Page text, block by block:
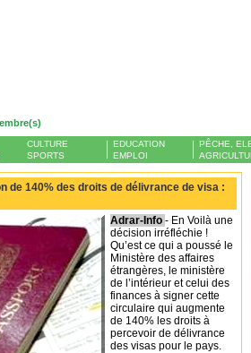
CULTURE
SPORTS
EDUCATION
EMPLOI
PÊCHE,
de 140% des droits de délivrance de visa :
Adrar-Info - En Voilà une
décision irréfléchie !
Qu’est ce qui a poussé le
Ministère des affaires
étrangères, le ministère
de l’intérieur et celui des
finances à signer cette
circulaire qui augmente
de 140% les droits à
percevoir de délivrance
des visas pour le pays.